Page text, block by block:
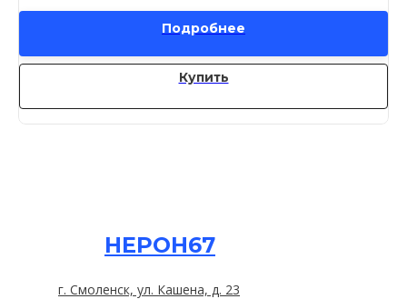
Подробнее
Купить
НЕРОН67
г. Смоленск, ул. Кашена, д. 23